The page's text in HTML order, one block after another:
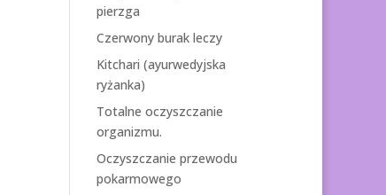
pierzga
Czerwony burak leczy
Kitchari (ayurwedyjska
ryżanka)
Totalne oczyszczanie
organizmu.
Oczyszczanie przewodu
pokarmowego